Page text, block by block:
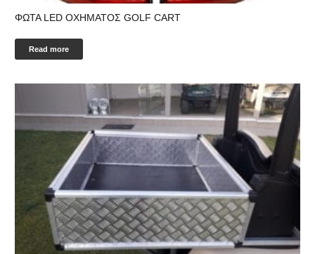
ΦΩΤΑ LED ΟΧΗΜΑΤΟΣ GOLF CART
Read more